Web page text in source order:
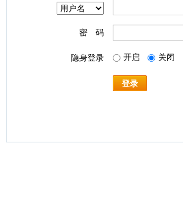
密 码
隐身登录 开启 关闭
登录